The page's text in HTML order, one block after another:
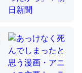
足してて両方に不
って面白い。海に
カルシウムを使わ